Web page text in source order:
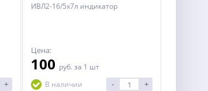
+
ИВЛ2-16/5х7л индикатор
Цена:
100 руб. за 1 шт
В наличии
- +